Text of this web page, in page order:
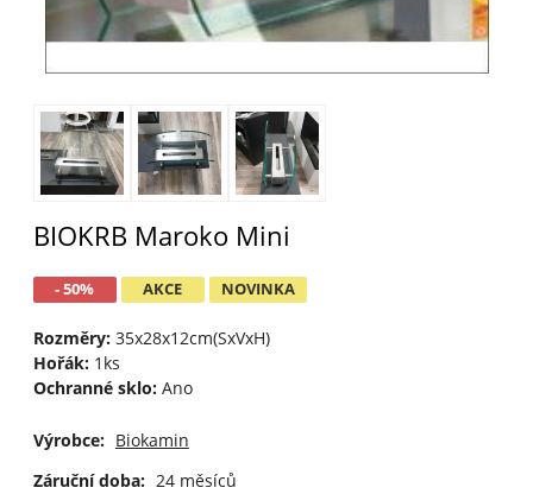
BIOKRB Maroko Mini
- 50% AKCE NOVINKA
Rozměry:35x28x12cm(SxVxH)
Hořák:1ks
Ochranné sklo:Ano
Výrobce: Biokamin
Záruční doba: 24 měsíců